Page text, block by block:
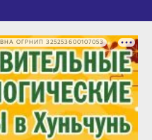
ОГРНИП 325253600107053